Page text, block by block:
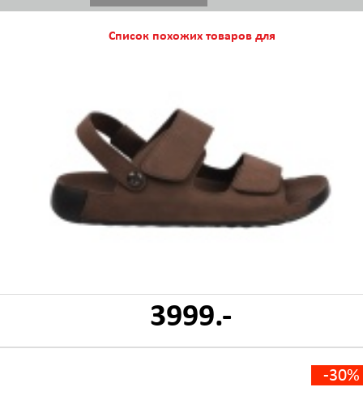
Список похожих товаров для
3999.-
-30%